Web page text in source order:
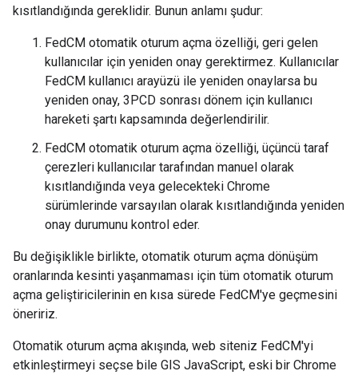
kısıtlandığında gereklidir. Bunun anlamı şudur:
FedCM otomatik oturum açma özelliği, geri gelen
kullanıcılar için yeniden onay gerektirmez. Kullanıcılar
FedCM kullanıcı arayüzü ile yeniden onaylarsa bu
yeniden onay, 3PCD sonrası dönem için kullanıcı
hareketi şartı kapsamında değerlendirilir.
FedCM otomatik oturum açma özelliği, üçüncü taraf
çerezleri kullanıcılar tarafından manuel olarak
kısıtlandığında veya gelecekteki Chrome
sürümlerinde varsayılan olarak kısıtlandığında yeniden
onay durumunu kontrol eder.
Bu değişiklikle birlikte, otomatik oturum açma dönüşüm
oranlarında kesinti yaşanmaması için tüm otomatik oturum
açma geliştiricilerinin en kısa sürede FedCM'ye geçmesini
öneririz.
Otomatik oturum açma akışında, web siteniz FedCM'yi
etkinleştirmeyi seçse bile GIS JavaScript, eski bir Chrome